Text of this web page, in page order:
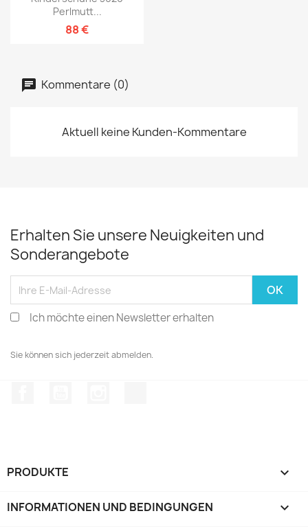
Perlmutt...
88 €
Kommentare (0)
Aktuell keine Kunden-Kommentare
Erhalten Sie unsere Neuigkeiten und
Sonderangebote
Ich möchte einen Newsletter erhalten
Sie können sich jederzeit abmelden.
PRODUKTE 
INFORMATIONEN UND BEDINGUNGEN 